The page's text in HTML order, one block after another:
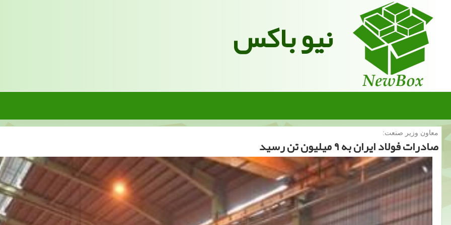
نیو باکس
معاون وزیر صنعت:
صادرات فولاد ایران به ۹ میلیون تن رسید